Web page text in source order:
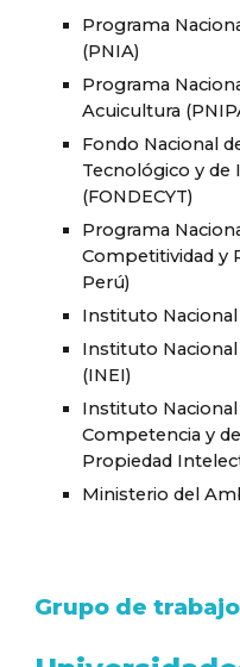
Programa
(PNIA)
Programa
Acuicultura
Fondo Nacional
Tecnológico y de
(FONDECYT)
Programa
Competitividad y
Perú)
Instituto Nacional
Instituto
(INEI)
Instituto Nacional
Competencia y
Propiedad
Ministerio del
Grupo de